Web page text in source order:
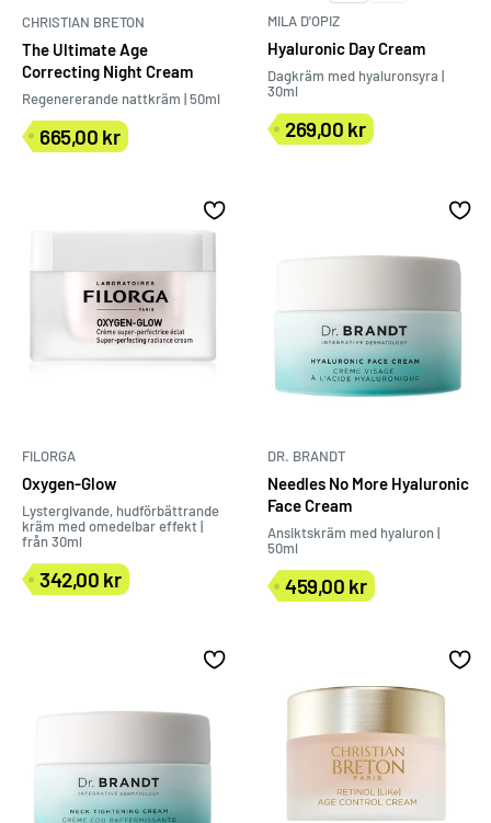
CHRISTIAN BRETON
The Ultimate Age
Correcting Night Cream
Regenererande nattkräm | 50ml
Försäljningspris
665,00 kr
MILA D'OPIZ
Hyaluronic Day Cream
Dagkräm med hyaluronsyra |
30ml
Försäljningspris
269,00 kr
FILORGA
Oxygen-Glow
Lystergivande, hudförbättrande
kräm med omedelbar effekt |
från 30ml
Försäljningspris
342,00 kr
DR. BRANDT
Needles No More Hyaluronic
Face Cream
Ansiktskräm med hyaluron |
50ml
Försäljningspris
459,00 kr